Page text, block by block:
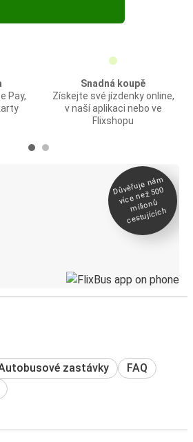
Pay,
Snadná koupě
Získejte své jízdenky online,
v naší aplikaci nebo ve
Flixshopu
Důvěřuje ná
m
více než 500
milionů
cestujících
zastávky
FAQ